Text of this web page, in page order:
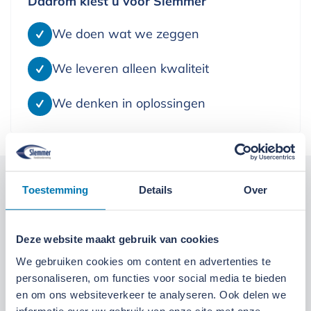
Toestemming Details Over
Deze website maakt gebruik van cookies
We gebruiken cookies om content en advertenties te
personaliseren, om functies voor social media te bieden
en om ons websiteverkeer te analyseren. Ook delen we
We doen wat we zeggen
We leveren alleen kwaliteit
We denken in oplossingen
Kom langs bij onze locaties
We zijn gevestigd aan de Broeksteeg 1 in Ede.
Maandag t/m zaterdag open. Bereikbaar via
0318-
265555.Bekijk deze locatie.